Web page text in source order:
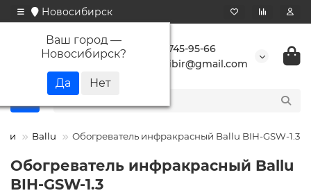
Новосибирск
Ваш город —
Новосибирск?
+7 923 745-95-66
buransibir@gmail.com
Ballu Обогреватель инфракрасный Ballu BIH-GSW-1.3
Обогреватель инфракрасный Ballu
BIH-GSW-1.3